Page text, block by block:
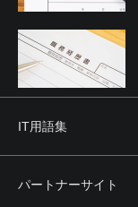
IT用語集
パートナーサイト